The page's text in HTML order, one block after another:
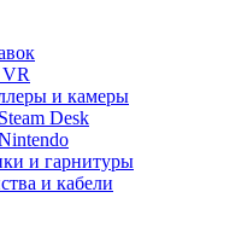
и камеры
Desk
и гарнитуры
и кабели